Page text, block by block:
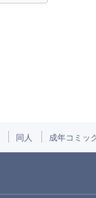
同人 成年コミッ